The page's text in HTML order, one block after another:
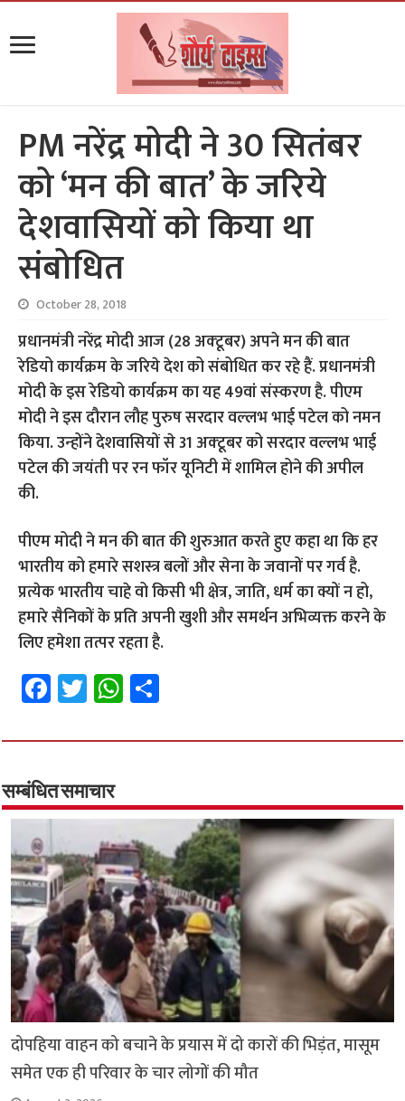
PM नरेंद्र मोदी ने 30 सितंबर
को ‘मन की बात’ के जरिये
देशवासियों को किया था
संबोधित
October 28, 2018
प्रधानमंत्री नरेंद्र मोदी आज (28 अक्‍टूबर) अपने मन की बात
रेडियो कार्यक्रम के जरिये देश को संबोधित कर रहे हैं. प्रधानमंत्री
मोदी के इस रेडियो कार्यक्रम का यह 49वां संस्‍करण है. पीएम
मोदी ने इस दौरान लौह पुरुष सरदार वल्‍लभ भाई पटेल को नमन
किया. उन्‍‍‍‍‍‍होंने देशवासियों से 31 अक्‍टूबर को सरदार वल्‍लभ भाई
पटेल की जयंती पर रन फॉर यूनिटी में शामिल होने की अपील
की.
पीएम मोदी ने मन की बात की शुरुआत करते हुए कहा था कि हर
भारतीय को हमारे सशस्त्र बलों और सेना के जवानों पर गर्व है.
प्रत्येक भारतीय चाहे वो किसी भी क्षेत्र, जाति, धर्म का क्यों न हो,
हमारे सैनिकों के प्रति अपनी खुशी और समर्थन अभिव्यक्त करने के
लिए हमेशा तत्पर रहता है.
Fa
ce
b
o
o
k
T
wi
tt
er
W
h
at
p
p
ar
सम्बंधित समाचार
दोपहिया वाहन को बचाने के प्रयास में दो कारों की भिड़ंत, मासूम
समेत एक ही परिवार के चार लोगों की मौत